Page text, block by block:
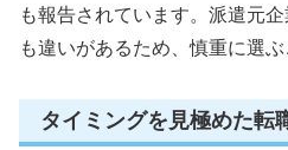
も報告されています。派遣元
も違いがあるため、慎重に選ぶ
タイミングを見極めた転